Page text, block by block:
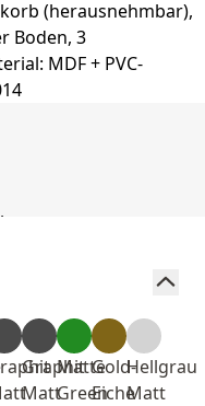
Graphit
Matt
Matte
Green
Gold-
Eiche
Hellgrau
Matt